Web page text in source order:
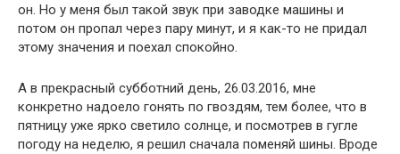
он. Но у меня был такой звук при заводке машины и
потом он пропал через пару минут, и я как-то не придал
этому значения и поехал спокойно.
А в прекрасный субботний день, 26.03.2016, мне
конкретно надоело гонять по гвоздям, тем более, что в
пятницу уже ярко светило солнце, и посмотрев в гугле
погоду на неделю, я решил сначала поменяй шины. Вроде